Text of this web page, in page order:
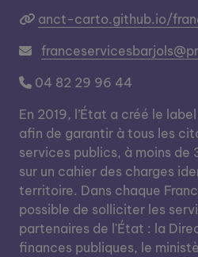
anct-carto.github.io/
04 82 29 96 44
En 2019, l’État a créé le
afin de garantir à tous les
services publics, à moins de
sur un cahier des charges
territoire. Dans chaque
possible de solliciter les
partenaires de l'État : la
finances publiques, le